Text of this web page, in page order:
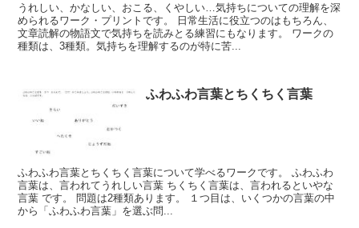
うれしい、かなしい、おこる、くやしい…気持ちについての理解を深
められるワーク・プリントです。 日常生活に役立つのはもちろん、
文章読解の物語文で気持ちを読みとる練習にもなります。 ワークの
種類は、3種類。気持ちを理解するのが特に苦...
ふわふわ言葉とちくちく言葉
ふわふわ言葉とちくちく言葉について学べるワークです。 ふわふわ
言葉は、言われてうれしい言葉 ちくちく言葉は、言われるといやな
言葉 です。 問題は2種類あります。 １つ目は、いくつかの言葉の中
から「ふわふわ言葉」を選ぶ問...